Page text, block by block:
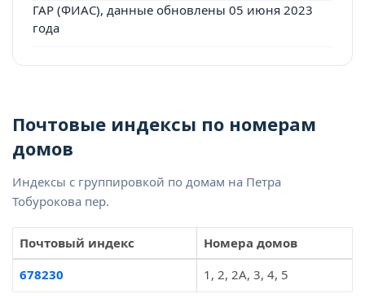
ГАР (ФИАС), данные обновлены 05 июня 2023
года
Почтовые индексы по номерам
домов
Индексы с группировкой по домам на Петра
Тобурокова пер.
Почтовый индекс
Номера домов
678230
1, 2, 2А, 3, 4, 5